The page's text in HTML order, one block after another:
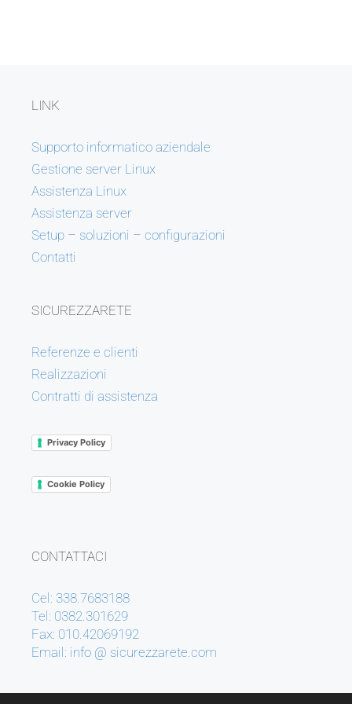
LINK
Supporto informatico aziendale
Gestione server Linux
Assistenza Linux
Assistenza server
Setup – soluzioni – configurazioni
Contatti
SICUREZZARETE
Referenze e clienti
Realizzazioni
Contratti di assistenza
Privacy Policy
Cookie Policy
CONTATTACI
Cel: 338.7683188
Tel: 0382.301629
Fax: 010.42069192
Email: info @ sicurezzarete.com